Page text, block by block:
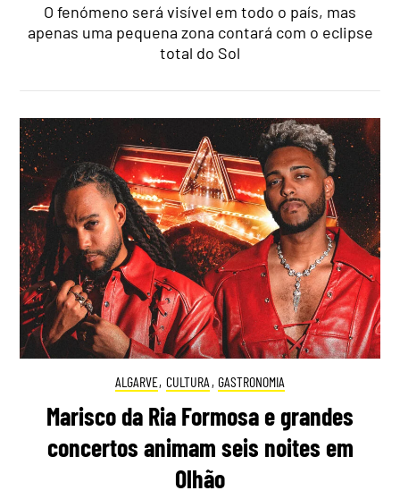
O fenómeno será visível em todo o país, mas
apenas uma pequena zona contará com o eclipse
total do Sol
ALGARVE, CULTURA , GASTRONOMIA
Marisco da Ria Formosa e grandes
concertos animam seis noites em
Olhão